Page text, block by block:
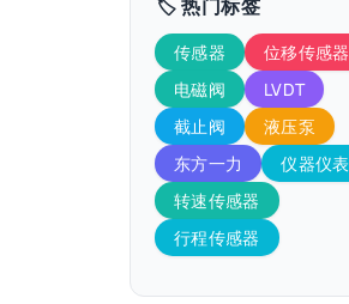
🏷️ 热门标签
传感器
位移传感器
电磁阀
LVDT
截止阀
液压泵
东方一力
仪器仪表
转速传感器
行程传感器